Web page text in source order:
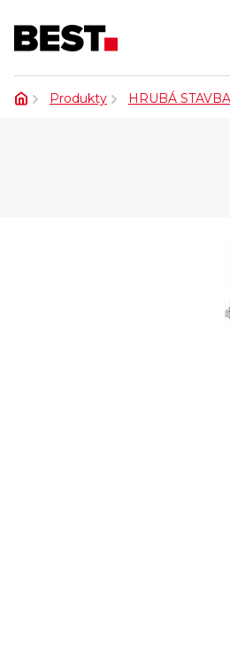
Produkty HRUBÁ STAVBA